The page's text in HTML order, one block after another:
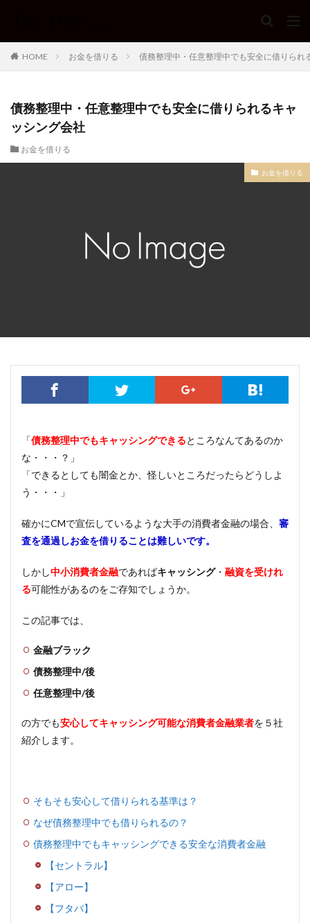
HOME お金を借りる 債務整理中・任意整理中でも安全に借りられ
債務整理中・任意整理中でも安全に借りられるキャ
ッシング会社
お金を借りる
お金を借りる
「債務整理中でもキャッシングできるところなんてあるのか
な・・・？」
「できるとしても闇金とか、怪しいところだったらどうしよ
う・・・」
確かにCMで宣伝しているような大手の消費者金融の場合、 審
査を通過しお金を借りることは難しいです。
しかし中小消費者金融であればキャッシング・ 融資を受けれ
る可能性があるのをご存知でしょうか。
この記事では、
金融ブラック
債務整理中/後
任意整理中/後
の方でも安心してキャッシング可能な消費者金融業者を５社
紹介します。
そもそも安心して借りられる基準は？
なぜ債務整理中でも借りられるの？
債務整理中でもキャッシングできる安全な消費者金融
【セントラル】
【アロー】
【フタバ】